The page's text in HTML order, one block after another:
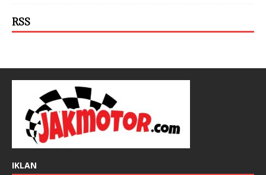
RSS
IKLAN